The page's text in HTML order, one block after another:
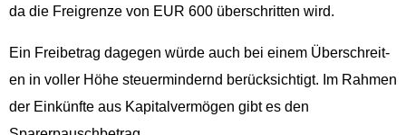
da die Frei­gren­ze von EUR 600 über­schrit­ten wird.
Ein Frei­be­trag dage­gen würde auch bei einem Über­schre­it­
en in voller Höhe steuer­min­dernd berück­sichtigt. Im Rah­men
der Einkün­fte aus Kap­i­talver­mö­gen gibt es den